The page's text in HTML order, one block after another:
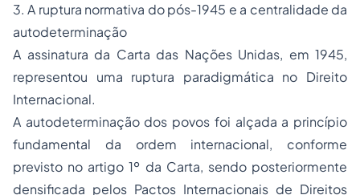
3. A ruptura normativa do pós-1945 e a centralidade da
autodeterminação
A assinatura da Carta das Nações Unidas, em 1945,
representou uma ruptura paradigmática no Direito
Internacional.
A autodeterminação dos povos foi alçada a princípio
fundamental da ordem internacional, conforme
previsto no artigo 1º da Carta, sendo posteriormente
densificada pelos Pactos Internacionais de Direitos